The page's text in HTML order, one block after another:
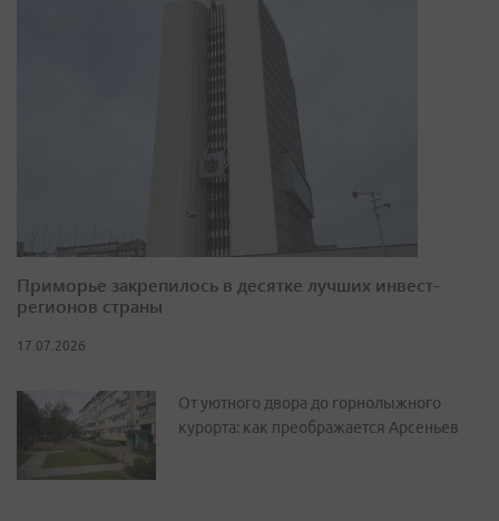
Приморье закрепилось в десятке лучших инвест-
регионов страны
17.07.2026
От уютного двора до горнолыжного
курорта: как преображается Арсеньев